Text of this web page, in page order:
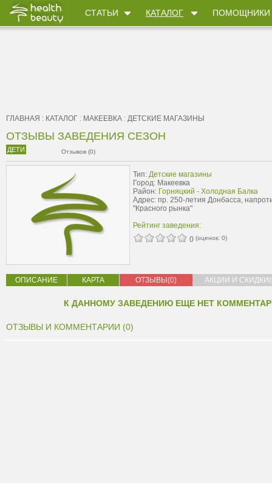
СТАТЬИ КАТАЛОГ ПОМОЩНИКИ
ГЛАВНАЯ : КАТАЛОГ : МАКЕЕВКА : ДЕТСКИЕ МАГАЗИНЫ
ОТЗЫВЫ ЗАВЕДЕНИЯ СЕЗОН
ДЕТИ Отзывов (0)
Тип: Детские магазины
Город: Макеевка
Район: Горняцкий - Холодная Балка
Адрес: пр. 250-летия Донбасса,
"Красного рынка"
Рейтинг заведения:
0 (оценок: 0)
ОПИСАНИЕ КАРТА ОТЗЫВЫ(0) АКЦИИ И
К ДАННОМУ ЗАВЕДЕНИЮ ЕЩЕ НЕТ
ОТЗЫВЫ И КОММЕНТАРИИ (0)